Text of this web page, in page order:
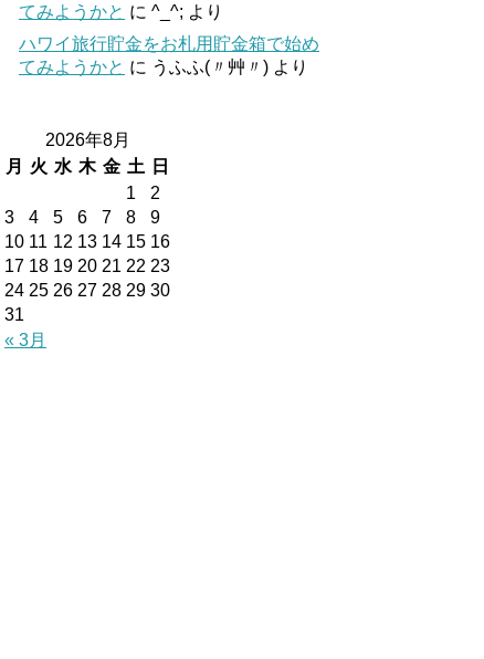
てみようかと に ^_^; より
ハワイ旅行貯金をお札用貯金箱で始め
てみようかと に うふふ(〃艸〃) より
2026年8月
月
火 水 木 金 土 日
« 3月
1
2
3
4 5 6 7 8
9
10 11 12 13 14 15 16
17 18 19 20 21 22 23
24 25 26 27 28 29 30
31